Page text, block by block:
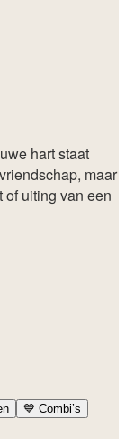
hart staat
maar
of uiting van een
💙 Combi’s